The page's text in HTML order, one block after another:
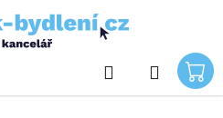
Hledat